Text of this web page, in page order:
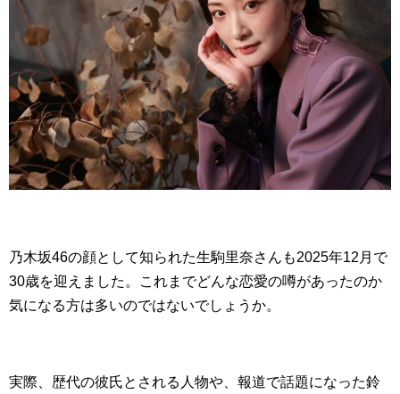
乃木坂46の顔として知られた生駒里奈さんも2025年12月で
30歳を迎えました。これまでどんな恋愛の噂があったのか
気になる方は多いのではないでしょうか。
実際、歴代の彼氏とされる人物や、報道で話題になった鈴